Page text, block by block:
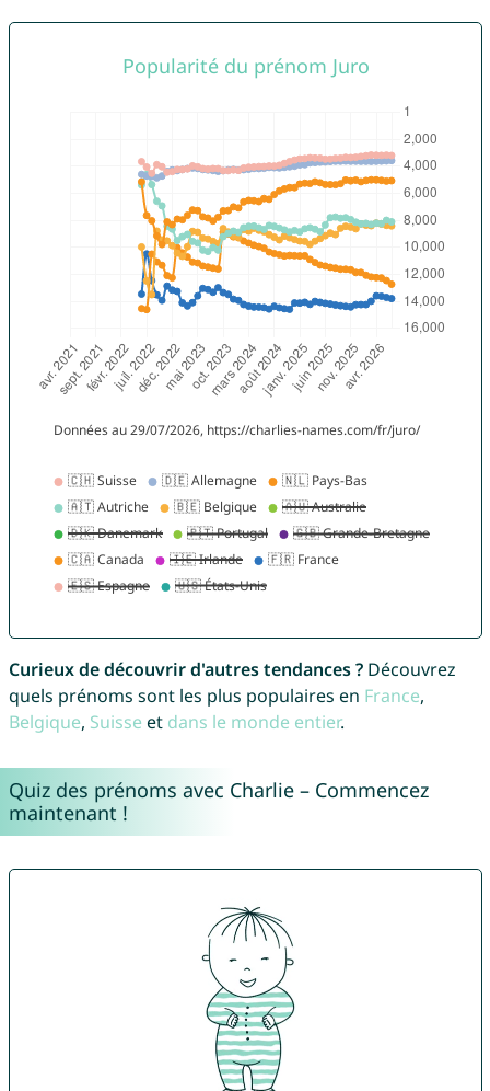
Curieux de découvrir d'autres tendances ?Découvrez
quels prénoms sont les plus populaires en France,
Belgique, Suisse et dans le monde entier.
Quiz des prénoms avec Charlie – Commencez
maintenant !